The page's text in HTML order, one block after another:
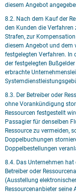
diesem Angebot
8.2. Nach dem Kauf der
den Kunden die Verfahren
Strafen, zur
diesem Angebot und dem
festgelegten Verfahren. In
der festgelegten
erbrachte
8.3. Der Betreiber oder
ohne Vorankündigung
Ressourcen festgestellt
Passagier für denselben
Ressource zu vermeiden,
Doppelbuchungen
Doppelbestellungen
8.4. Das Unternehmen hat
Betreiber oder
(Ausstellung
Ressourcenanbieter